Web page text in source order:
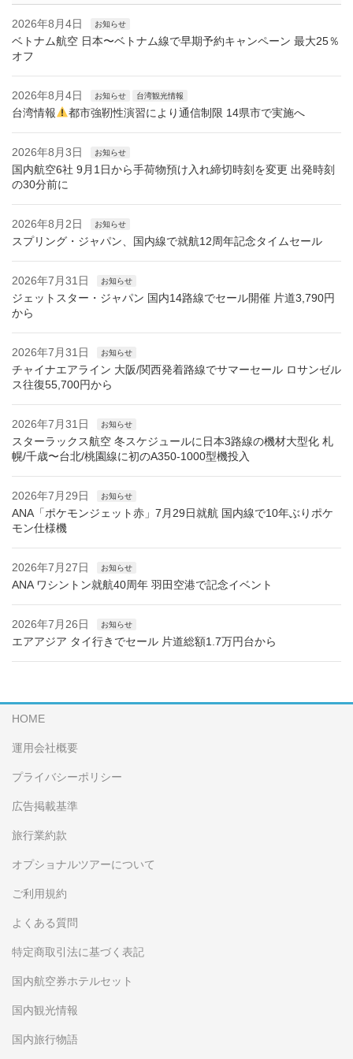
2026年8月4日 お知らせ
ベトナム航空 日本〜ベトナム線で早期予約キャンペーン 最大25％
オフ
2026年8月4日 お知らせ 台湾観光情報
台湾情報 都市強靭性演習により通信制限 14県市で実施へ
2026年8月3日 お知らせ
国内航空6社 9月1日から手荷物預け入れ締切時刻を変更 出発時刻
の30分前に
2026年8月2日 お知らせ
スプリング・ジャパン、国内線で就航12周年記念タイムセール
2026年7月31日 お知らせ
ジェットスター・ジャパン 国内14路線でセール開催 片道3,790円
から
2026年7月31日 お知らせ
チャイナエアライン 大阪/関西発着路線でサマーセール ロサンゼル
ス往復55,700円から
2026年7月31日 お知らせ
スターラックス航空 冬スケジュールに日本3路線の機材大型化 札
幌/千歳〜台北/桃園線に初のA350-1000型機投入
2026年7月29日 お知らせ
ANA「ポケモンジェット赤」7月29日就航 国内線で10年ぶりポケ
モン仕様機
2026年7月27日 お知らせ
ANA ワシントン就航40周年 羽田空港で記念イベント
2026年7月26日 お知らせ
エアアジア タイ行きでセール 片道総額1.7万円台から
HOME
運用会社概要
プライバシーポリシー
広告掲載基準
旅行業約款
オプショナルツアーについて
ご利用規約
よくある質問
特定商取引法に基づく表記
国内航空券ホテルセット
国内観光情報
国内旅行物語